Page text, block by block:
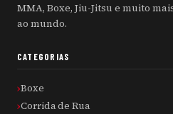
MMA, Boxe, Jiu-Jitsu e muito
ao mundo.
CATEGORIAS
Boxe
Corrida de Rua